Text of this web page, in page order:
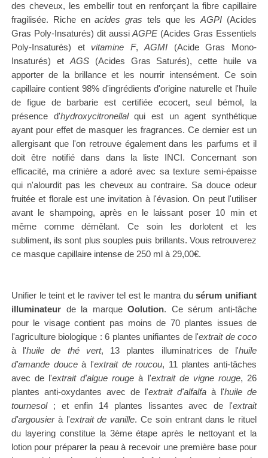
des cheveux, les embellir tout en renforçant la fibre capillaire
fragilisée. Riche enacides gras tels que lesAGPI (Acides
Gras Poly-Insaturés) dit aussiAGPE (Acides Gras Essentiels
Poly-Insaturés) et vitamine F,AGMI
(Acide Gras Mono-
Insaturés) etAGS
(Acides Gras Saturés), cette huile va
apporter de la brillance et les nourrir intensément. Ce soin
capillaire contient 98% d'ingrédients d'origine naturelle et l'huile
de figue de barbarie est certifiée ecocert, seul bémol, la
présence d'hydroxycitronellalqui est un agent synthétique
ayant pour effet de masquer les fragrances. Ce dernier est un
allergisant que l'on retrouve également dans les parfums et il
doit être notifié dans dans la liste INCI.Concernant son
efficacité, ma crinière a adoré avec sa texture semi-épaisse
qui n'alourdit pas les cheveux au contraire. Sa douce odeur
fruitée et florale est une invitation à l'évasion. On peut l'utiliser
avant le shampoing, après en le laissant poser 10 min et
même comme démêlant. Ce soin les dorlotent et les
subliment, ils sont plus souples puis brillants. Vous retrouverez
ce masque capillaire intense de 250 ml à 29,00€.
Unifier le teint et le raviver tel est le mantra dusérum unifiant
illuminateurde la marqueOolution. Ce sérum anti-tâche
pour le visage contient pas moins de 70 plantes issues de
l'agriculture biologique : 6 plantes unifiantes de l'extrait de coco
à l'huile de thé vert, 13 plantes illuminatrices de l'huile
d'amande douceà l'extrait de roucou, 11 plantes anti-tâches
avec de l'extrait d'algue rouge à l'extrait de vigne rouge, 26
plantes anti-oxydantes avec de l'extrait d'alfalfa à l'huile de
tournesol; et enfin 14 plantes lissantes avec de l'extrait
d'argousierà l'extrait de vanille.Ce soin entrant dans le rituel
du layering constitue la 3ème étape après le nettoyant et la
lotion pour préparer la peau à recevoir une première base pour